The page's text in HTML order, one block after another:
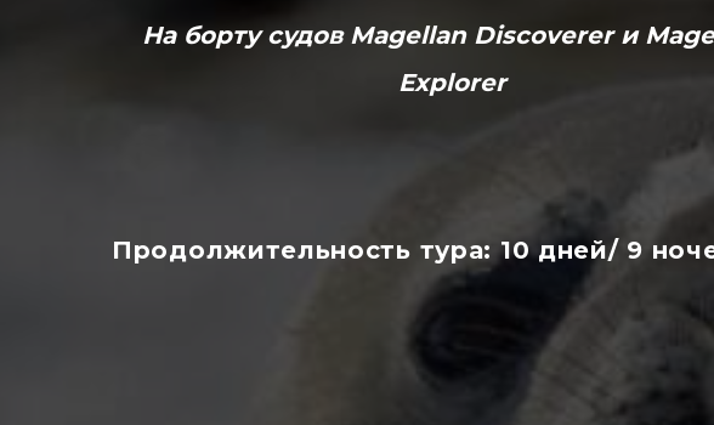
На борту судов Magellan Discoverer и
Explorer
Продолжительность тура: 10 дней/ 9